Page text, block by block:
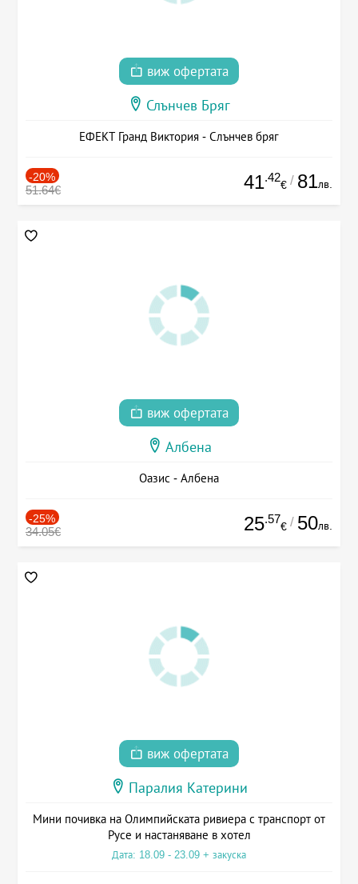
виж офертата
Слънчев Бряг
ЕФЕКТ Гранд Виктория - Слънчев бряг
-20%
51.64€ 41.42
€ / 81лв.
виж офертата
Албена
Оазис - Албена
-25%
34.05€ 25.57
€ / 50лв.
виж офертата
Паралия Катерини
Мини почивка на Олимпийската ривиера с транспорт от
Русе и настаняване в хотел
Дата: 18.09 - 23.09 + закуска